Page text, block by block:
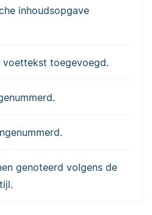
inhoudsopgave
voettekst toegevoegd.
genoteerd volgens de